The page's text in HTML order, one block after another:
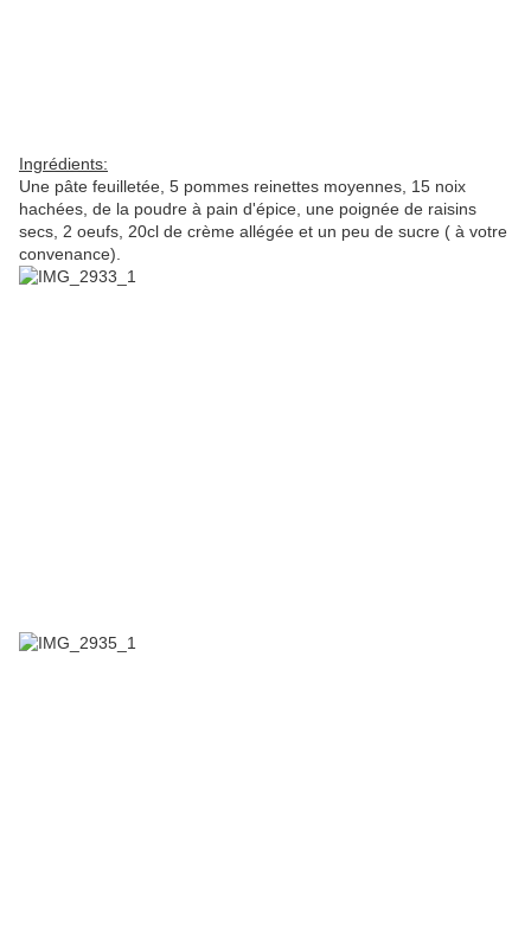
Ingrédients:
Une pâte feuilletée, 5 pommes reinettes moyennes, 15 noix
hachées, de la poudre à pain d'épice, une poignée de raisins
secs, 2 oeufs, 20cl de crème allégée et un peu de sucre ( à votre
convenance).